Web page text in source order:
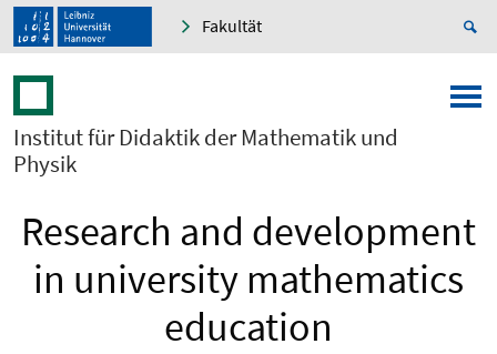
Fakultät
Institut für Didaktik der Mathematik und
Physik
Research and development
in university mathematics
education